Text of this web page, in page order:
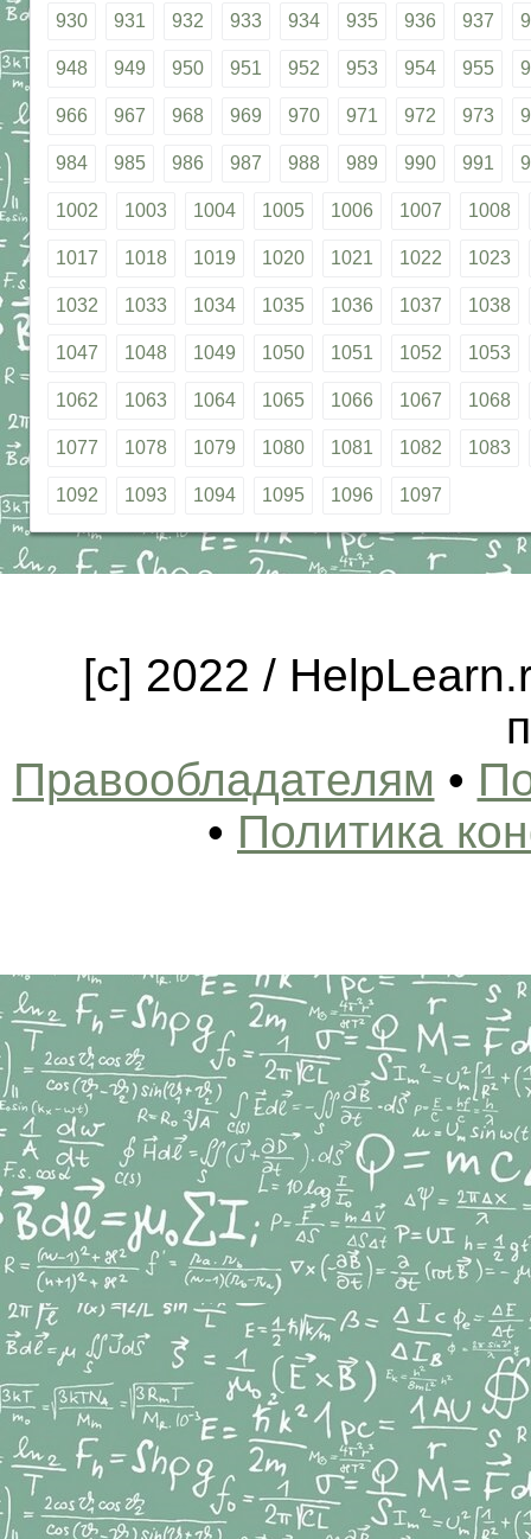
930 931 932 933 934 935 936 937
948 949 950 951 952 953 954 955
966 967 968 969 970 971 972 973
984 985 986 987 988 989 990 991
1002 1003 1004 1005 1006 1007 1008
1017 1018 1019 1020 1021 1022 1023
1032 1033 1034 1035 1036 1037 1038
1047 1048 1049 1050 1051 1052 1053
1062 1063 1064 1065 1066 1067 1068
1077 1078 1079 1080 1081 1082 1083
1092 1093 1094 1095 1096 1097
[c] 2022 /
Правообладателям •
• Политика